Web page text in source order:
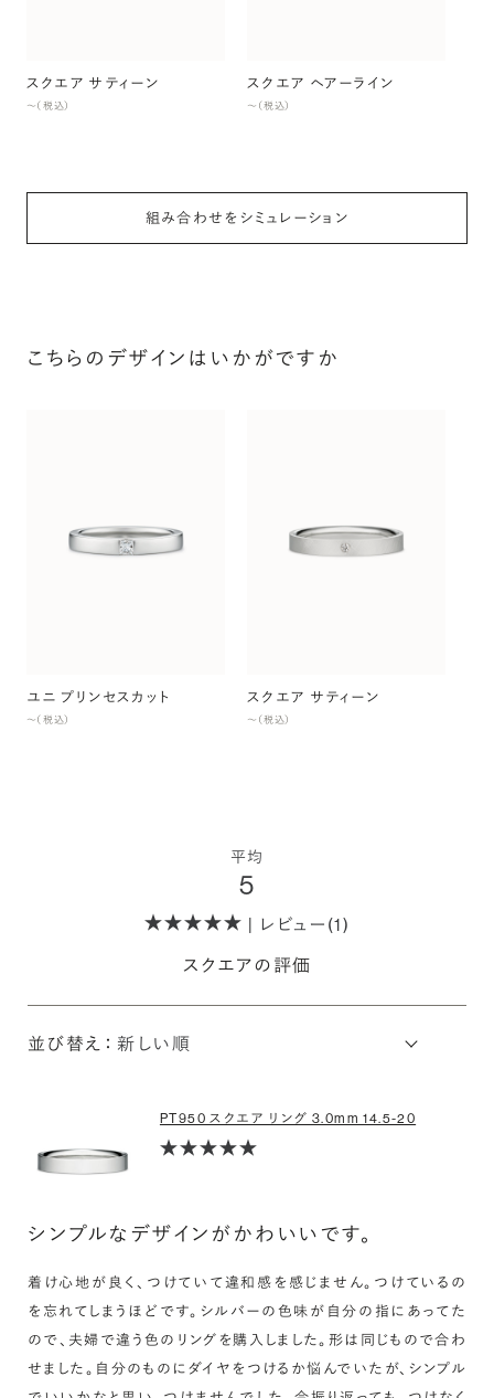
スクエア サティーン
〜（税込）
スクエア ヘアーライン
〜（税込）
組み合わせをシミュレーション
こちらのデザインはいかがですか
ユニ プリンセスカット
〜（税込）
スクエア サティーン
〜（税込）
平均
5
| レビュー(1)
スクエアの評価
並び替え：
PT950 スクエア リング 3.0mm 14.5-20
シンプルなデザインがかわいいです。
着け心地が良く、つけていて違和感を感じません。つけているの
を忘れてしまうほどです。シルバーの色味が自分の指にあってた
ので、夫婦で違う色のリングを購入しました。形は同じもので合わ
せました。自分のものにダイヤをつけるか悩んでいたが、シンプル